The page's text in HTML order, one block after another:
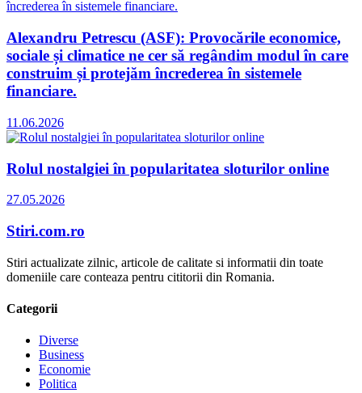
Alexandru Petrescu (ASF): Provocările economice,
sociale și climatice ne cer să regândim modul în care
construim și protejăm încrederea în sistemele
financiare.
11.06.2026
Rolul nostalgiei în popularitatea sloturilor online
27.05.2026
Stiri.com.ro
Stiri actualizate zilnic, articole de calitate si informatii din toate
domeniile care conteaza pentru cititorii din Romania.
Categorii
Diverse
Business
Economie
Politica